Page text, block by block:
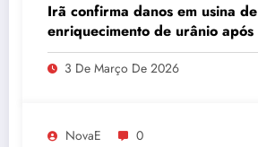
Irã confirma danos em usina de
enriquecimento de urânio após
embaixador evita detalhes
quantidade de urânio
3 De Março De 2026
NovaE 0